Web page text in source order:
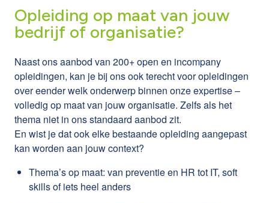
Opleiding op maat van jouw
bedrijf of organisatie?
Naast ons aanbod van 200+ open en incompany
opleidingen, kan je bij ons ook terecht voor opleidingen
over eender welk onderwerp binnen onze expertise –
volledig op maat van jouw organisatie. Zelfs als het
thema niet in ons standaard aanbod zit.
En wist je dat ook elke bestaande opleiding aangepast
kan worden aan jouw context?
Thema’s op maat: van preventie en HR tot IT, soft
skills of iets heel anders